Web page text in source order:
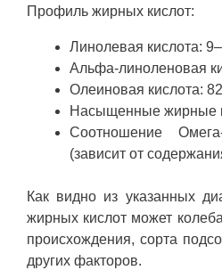
Профиль жирных кислот:
Линолевая кислота:
Альфа-линоленовая
Олеиновая кислота:
Насыщенные жирные
Соотношение
(зависит от
Как видно из указанных
жирных кислот может
происхождения, сорта
других факторов.